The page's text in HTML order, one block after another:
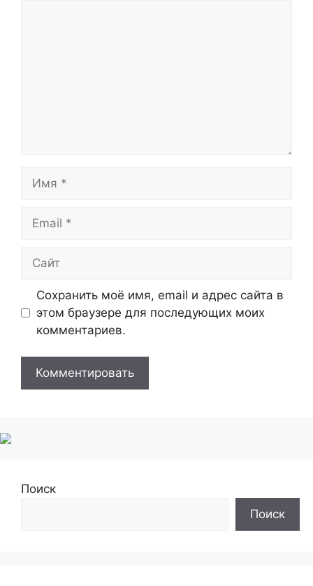
Сохранить моё имя, email и адрес сайта в
этом браузере для последующих моих
комментариев.
Поиск
Поиск